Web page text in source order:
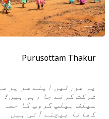
Purusottam Thakur
یہ عورتیں اپنے سر پر
شرکت کرنے جا رہی ہیں؛
سیلف ہیلپ گروپ کا حصہ
کھانا بیچنے آئی ہیں